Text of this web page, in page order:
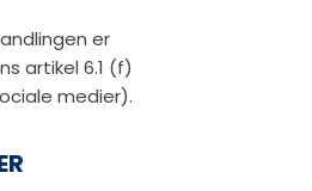
er
artikel 6.1 (f)
medier).